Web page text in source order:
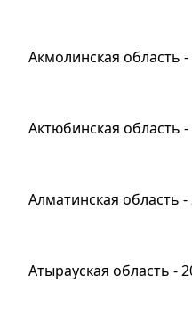
Акмолинская область -
Актюбинская область -
Алматинская область -
Атырауская область -